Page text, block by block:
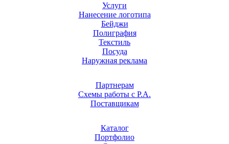
Услуги
Нанесение логотипа
Бейджи
Полиграфия
Текстиль
Посуда
Наружная реклама
Партнерам
Схемы работы с Р.А.
Поставщикам
Каталог
Портфолио